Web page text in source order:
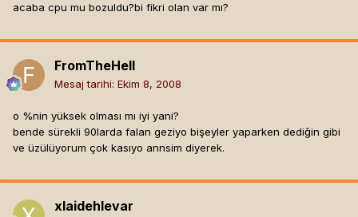
acaba cpu mu bozuldu?bi fikri olan var mı?
FromTheHell
Mesaj tarihi: Ekim 8, 2008
o %nin yüksek olması mı iyi yani?
bende sürekli 90larda falan geziyo bişeyler yaparken dediğin gibi
ve üzülüyorum çok kasıyo annsim diyerek.
xlaidehlevar